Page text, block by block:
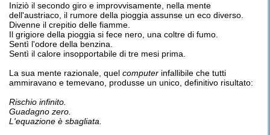
Iniziò il secondo giro e improvvisamente, nella mente
dell'austriaco, il rumore della pioggia assunse un eco diverso.
Divenne il crepitio delle fiamme.
Il grigiore della pioggia si fece nero, una coltre di fumo.
Sentì l'odore della benzina.
Sentì il calore insopportabile di tre mesi prima.
La sua mente razionale, quel computer infallibile che tutti
ammiravano e temevano, produsse un unico, definitivo risultato:
Rischio infinito.
Guadagno zero.
L'equazione è sbagliata.